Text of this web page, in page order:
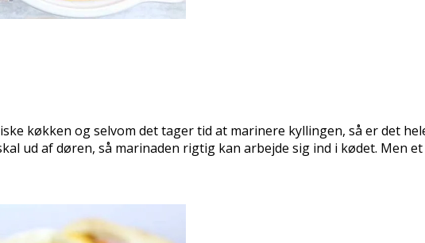
køkken og selvom det tager tid at marinere kyllingen, så er det
ud af døren, så marinaden rigtig kan arbejde sig ind i kødet. Men